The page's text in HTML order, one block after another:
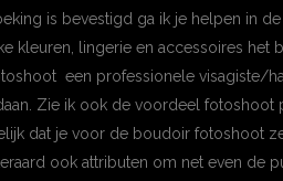
is bevestigd ga ik je helpen in
kleuren, lingerie en accessoires
een professionele visagiste/
Zie ik ook de voordeel fotoshoot
dat je voor de boudoir fotoshoot
ook attributen om net even de